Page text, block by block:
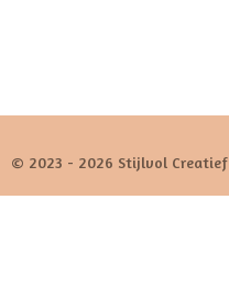
© 2023 - 2026 Stijlvol Creatief